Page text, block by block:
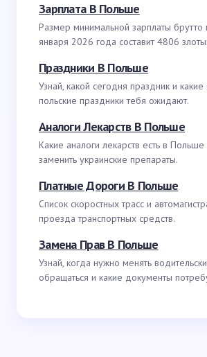
Зарплата В Польше
Размер минимальной зарплаты
января 2026 года составит 4806
Праздники В Польше
Узнай, какой сегодня праздник и
польские праздники тебя ожидают.
Аналоги Лекарств В Польше
Какие аналоги лекарств есть в
заменить украинские препараты.
Платные Дороги В Польше
Список скоростных трасс и
проезда транспортных средств.
Замена Прав В Польше
Узнай, когда нужно менять
обращаться и какие документы